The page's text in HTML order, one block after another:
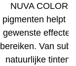
NUVA
pigmenten helpt u
gewenste
bereiken. Van
natuurlijke tinten